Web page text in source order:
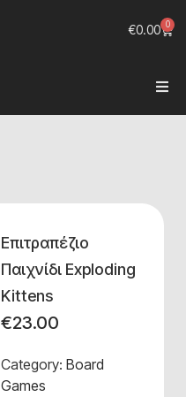
€0.00 0
Επιτραπέζιο
Παιχνίδι Exploding
Kittens
€23.00
Category: Board
Games